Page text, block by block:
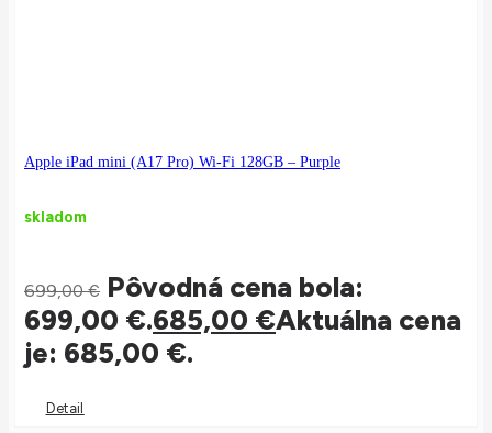
Apple iPad mini (A17 Pro) Wi-Fi 128GB – Purple
skladom
699,00€ Pôvodná cena bola:
699,00 €.685,00 €Aktuálna cena
je: 685,00 €.
Detail